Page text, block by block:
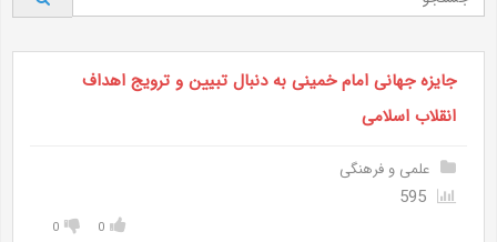
جایزه جهانی امام خمینی به دنبال تبیین و ترویج اهداف
انقلاب اسلامی
علمی و فرهنگی
0
0